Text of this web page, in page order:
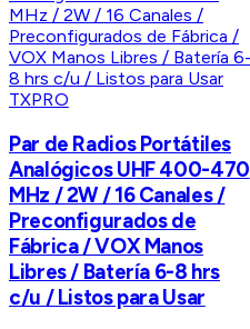
TXPRO
Par de Radios Portátiles
Analógicos UHF 400-470
MHz / 2W / 16 Canales /
Preconfigurados de
Fábrica / VOX Manos
Libres / Batería 6-8 hrs
c/u / Listos para Usar